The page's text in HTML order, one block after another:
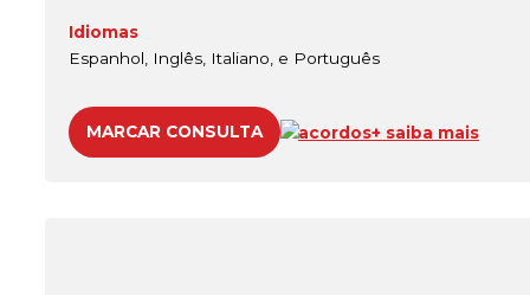
Idiomas
Espanhol, Inglês, Italiano, e Português
MARCAR CONSULTA acordos+ saiba mais